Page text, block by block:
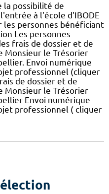
la possibilité de
à l'école d'IBODE
personnes bénéficiant
Les personnes
frais de dossier et de
Monsieur le Trésorier
Envoi numérique
professionnel (cliquer
de dossier et de
Monsieur le Trésorier
Envoi numérique
professionnel ( cliquer